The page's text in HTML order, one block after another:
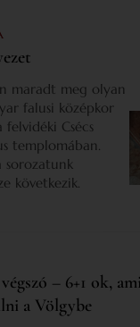
maradt meg olyan
falusi középkor
Csécs
templomában.
következik.
– 6+1 ok,
a Völgybe